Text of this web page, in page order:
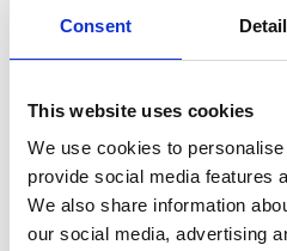
Consent
This website uses cookies
We use cookies to
provide social media features
We also share information
our social media, advertising